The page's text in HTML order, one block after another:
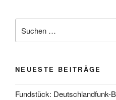
nach:
NEUESTE BEITRÄGE
Fundstück: Deutschlandfunk-